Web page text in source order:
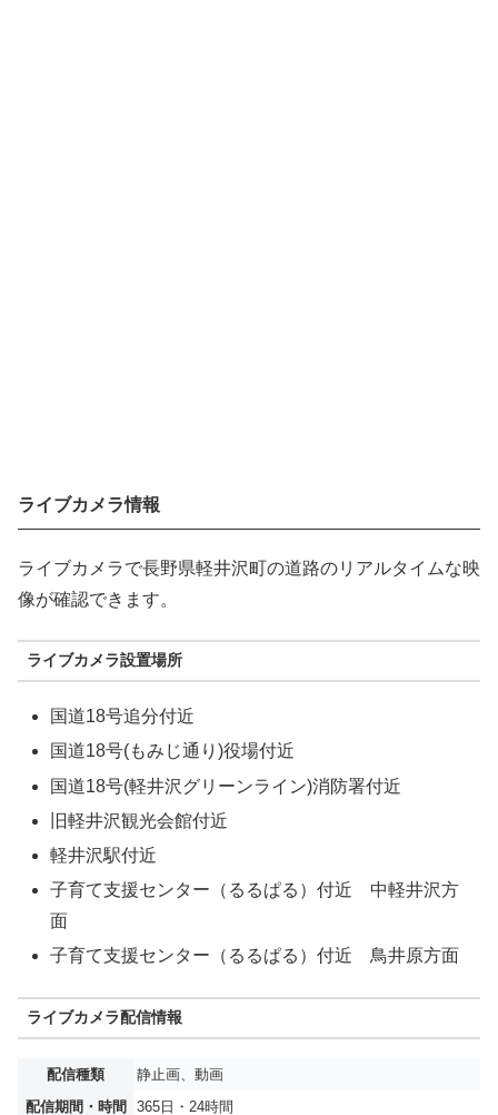
ライブカメラ情報
ライブカメラで長野県軽井沢町の道路のリアルタイムな映
像が確認できます。
ライブカメラ設置場所
国道18号追分付近
国道18号(もみじ通り)役場付近
国道18号(軽井沢グリーンライン)消防署付近
旧軽井沢観光会館付近
軽井沢駅付近
子育て支援センター（るるぱる）付近 中軽井沢方
面
子育て支援センター（るるぱる）付近 鳥井原方面
ライブカメラ配信情報
配信種類
静止画、動画
配信期間・時間
365日・24時間